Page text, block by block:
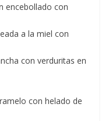
encebollado con
a la miel con
con verduritas en
con helado de